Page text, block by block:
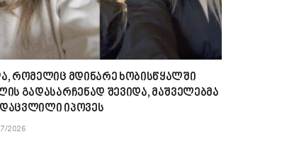
რომელიც მდინარე ხობისწყალში
გადასარჩენად შევიდა, მაშველებმა
იპოვეს
2026